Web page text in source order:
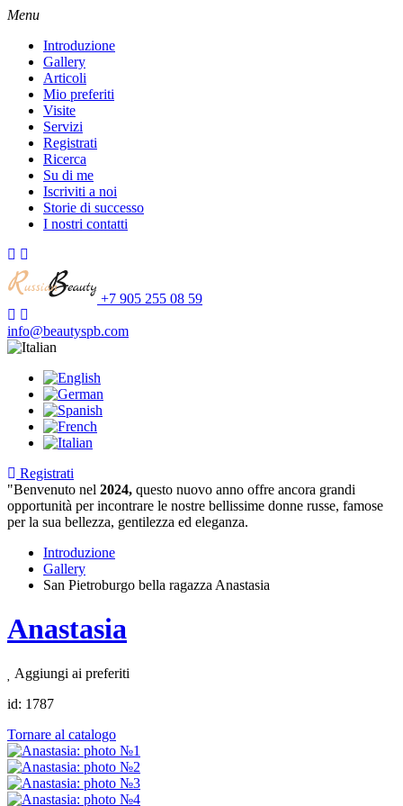
Menu
Introduzione
Gallery
Articoli
Mio preferiti
Visite
Servizi
Registrati
Ricerca
Su di me
Iscriviti a noi
Storie di successo
I nostri contatti
+7 905 255 08 59
info@beautyspb.com
Registrati
"Benvenuto nel 2024, questo nuovo anno offre ancora grandi
opportunità per incontrare le nostre bellissime donne russe, famose
per la sua bellezza, gentilezza ed eleganza.
Introduzione
Gallery
San Pietroburgo bella ragazza Anastasia
Anastasia
Aggiungi ai preferiti
id: 1787
Tornare al catalogo